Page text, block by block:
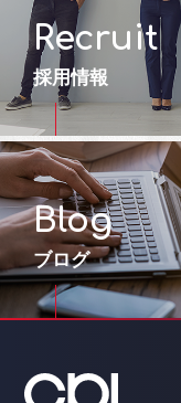
Recruit
採用情報
Blog
ブログ